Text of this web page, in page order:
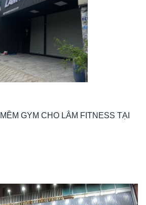
GYM CHO LÂM FITNESS TẠI